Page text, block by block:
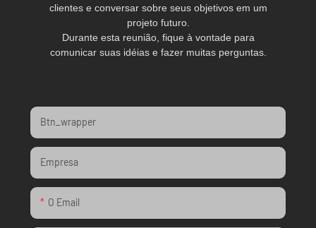
clientes e conversar sobre seus objetivos em um
projeto futuro.
Durante esta reunião, fique à vontade para
comunicar suas idéias e fazer muitas perguntas.
Btn_wrapper
Empresa
O Email